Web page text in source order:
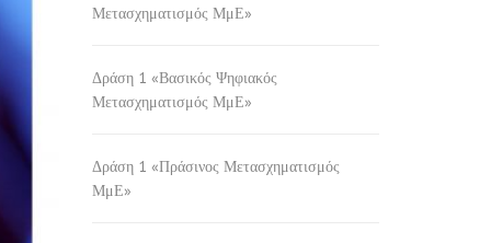
Μετασχηματισμός ΜμΕ»
Δράση 1 «Βασικός Ψηφιακός
Μετασχηματισμός ΜμΕ»
Δράση 1 «Πράσινος Μετασχηματισμός
ΜμΕ»